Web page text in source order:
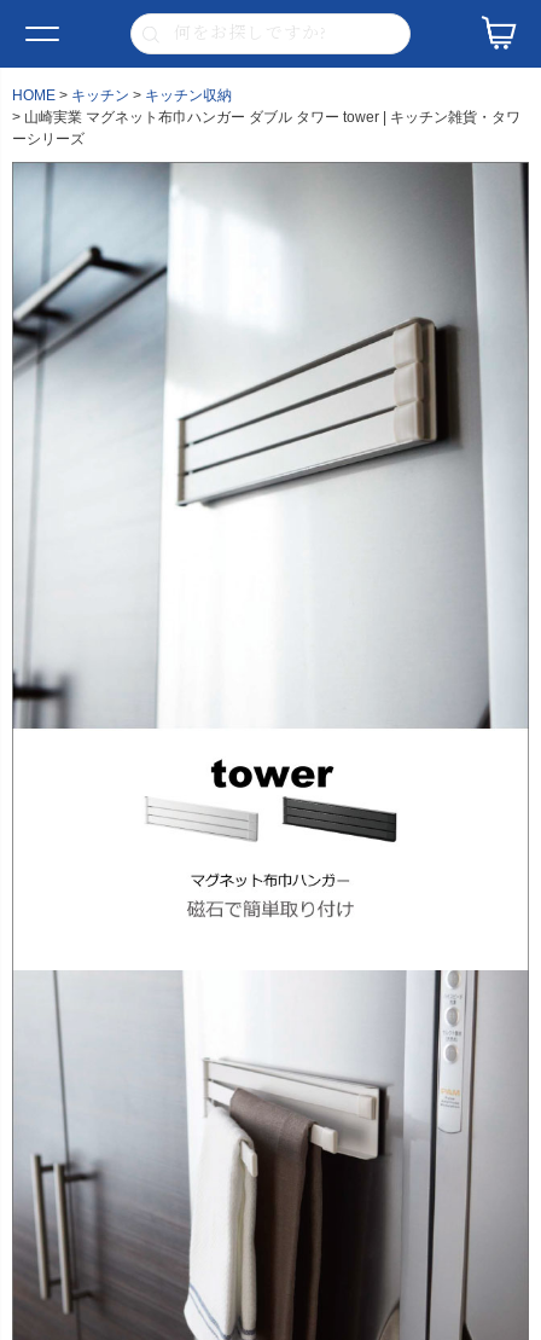
HOME キッチン
キッチン収納
山崎実業 マグネット布巾ハンガー ダブル タワー tower | キッチン雑貨・タワ
ーシリーズ